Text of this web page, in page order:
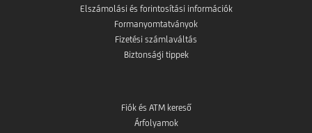
Elszámolási és forintosítási információk
Formanyomtatványok
Fizetési számlaváltás
Biztonsági tippek
Fiók és ATM kereső
Árfolyamok